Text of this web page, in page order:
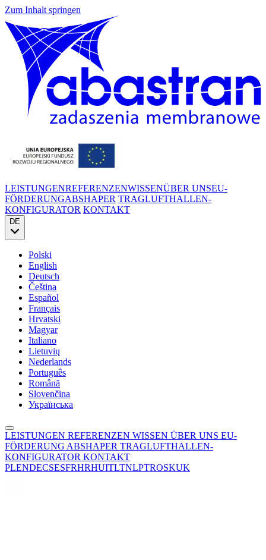
Zum Inhalt springen
LEISTUNGENREFERENZENWISSENÜBER UNSEU-
FÖRDERUNGABSHAPER TRAGLUFTHALLEN-
KONFIGURATOR KONTAKT
DE
Polski
English
Deutsch
Čeština
Español
Français
Hrvatski
Magyar
Italiano
Lietuvių
Nederlands
Português
Română
Slovenčina
Українська
LEISTUNGEN REFERENZEN WISSEN ÜBER UNS EU-
FÖRDERUNG ABSHAPER TRAGLUFTHALLEN-
KONFIGURATOR KONTAKT
PLENDECSESFRHRHUITLTNLPTROSKUK